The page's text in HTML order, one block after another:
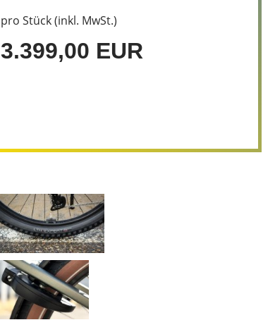
pro Stück (inkl. MwSt.)
3.399,00 EUR